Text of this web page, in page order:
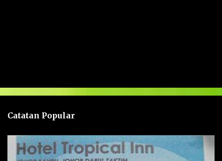
a
n
Catatan Popular